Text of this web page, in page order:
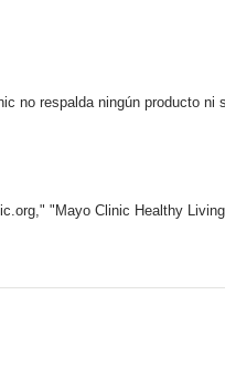
no respalda ningún producto ni
"Mayo Clinic Healthy